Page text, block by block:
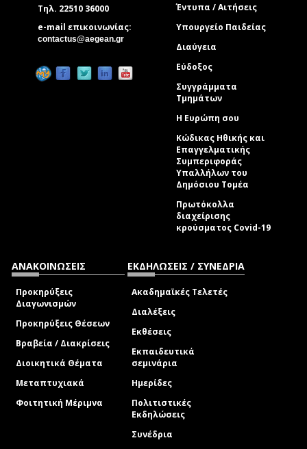
Τηλ. 22510 36000
e-mail επικοινωνίας:
contactus@aegean.gr
Έντυπα / Αιτήσεις
Υπουργείο Παιδείας
Διαύγεια
Εύδοξος
Συγγράμματα
Τμημάτων
Η Ευρώπη σου
Κώδικας Ηθικής και
Επαγγελματικής
Συμπεριφοράς
Υπαλλήλων του
Δημόσιου Τομέα
Πρωτόκολλα
διαχείρισης
κρούσματος Covid-19
ΑΝΑΚΟΙΝΩΣΕΙΣ
Προκηρύξεις
Διαγωνισμών
Προκηρύξεις Θέσεων
Βραβεία / Διακρίσεις
Διοικητικά Θέματα
Μεταπτυχιακά
Φοιτητική Μέριμνα
ΕΚΔΗΛΩΣΕΙΣ / ΣΥΝΕΔΡΙΑ
Ακαδημαϊκές Τελετές
Διαλέξεις
Εκθέσεις
Εκπαιδευτικά
σεμινάρια
Ημερίδες
Πολιτιστικές
Εκδηλώσεις
Συνέδρια